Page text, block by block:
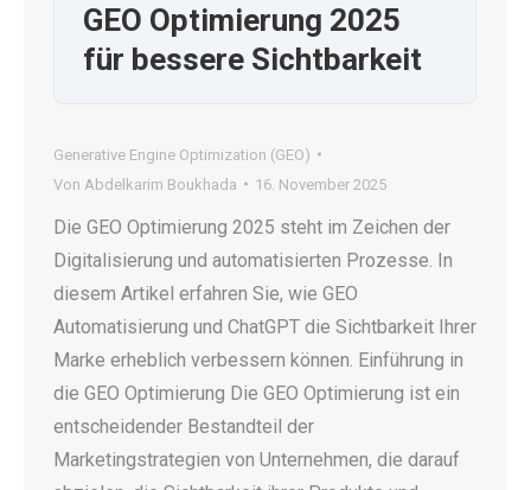
GEO Optimierung 2025
für bessere Sichtbarkeit
Generative Engine Optimization (GEO)
Von Abdelkarim Boukhada 16. November 2025
Die GEO Optimierung 2025 steht im Zeichen der
Digitalisierung und automatisierten Prozesse. In
diesem Artikel erfahren Sie, wie GEO
Automatisierung und ChatGPT die Sichtbarkeit Ihrer
Marke erheblich verbessern können. Einführung in
die GEO Optimierung Die GEO Optimierung ist ein
entscheidender Bestandteil der
Marketingstrategien von Unternehmen, die darauf